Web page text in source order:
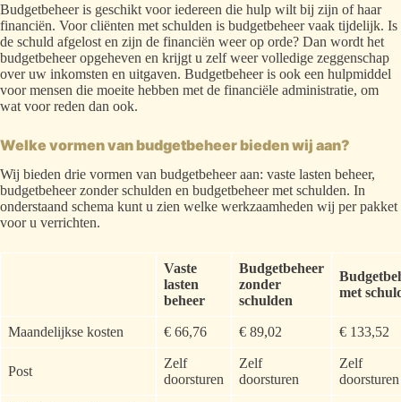
Budgetbeheer is geschikt voor iedereen die hulp wilt bij zijn of haar
financiën. Voor cliënten met schulden is budgetbeheer vaak tijdelijk. Is
de schuld afgelost en zijn de financiën weer op orde? Dan wordt het
budgetbeheer opgeheven en krijgt u zelf weer volledige zeggenschap
over uw inkomsten en uitgaven. Budgetbeheer is ook een hulpmiddel
voor mensen die moeite hebben met de financiële administratie, om
wat voor reden dan ook.
Welke vormen van budgetbeheer bieden wij aan?
Wij bieden drie vormen van budgetbeheer aan: vaste lasten beheer,
budgetbeheer zonder schulden en budgetbeheer met schulden. In
onderstaand schema kunt u zien welke werkzaamheden wij per pakket
voor u verrichten.
Vaste
lasten
beheer
Budgetbeheer
zonder
schulden
met
Maandelijkse kosten € 66,76 € 89,02 € 133,52
Post
Zelf
doorsturen
Zelf
doorsturen
Zelf
doorsturen